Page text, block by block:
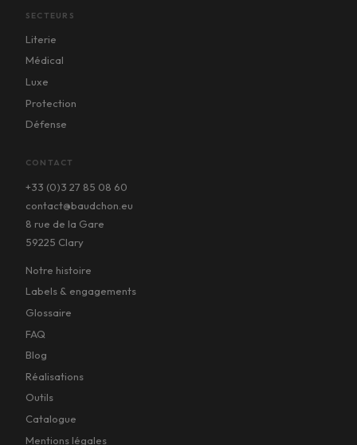
SECTEURS
Literie
Médical
Luxe
Protection
Défense
CONTACT
+33 (0)3 27 85 08 60
contact@baudchon.eu
8 rue de la Gare
59225 Clary
Notre histoire
Labels & engagements
Glossaire
FAQ
Blog
Réalisations
Outils
Catalogue
Mentions légales